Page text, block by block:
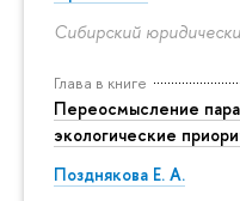
Сибирский
Глава в книге
Переосмысление
экологические
Позднякова Е. А.